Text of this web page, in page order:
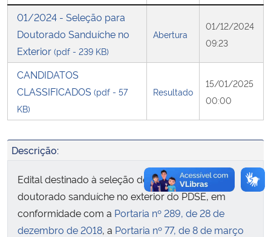
Ministério do Turismo
Ministério do Desenvolvimento Regional
Controladoria-Geral da União
Gabinete de Segurança Institucional
Advocacia-Geral da União
01/2024 - Seleção para
Doutorado Sanduíche no
Exterior (pdf - 239 KB)
Abertura
01/12/2024
09:23
CANDIDATOS
CLASSIFICADOS (pdf - 57
KB)
Resultado
15/01/2025
00:00
Descrição:
Edital destinado à seleção de bolsistas de
doutorado sanduíche no exterior do PDSE, em
conformidade com a Portaria nº 289, de 28 de
dezembro de 2018, a Portaria nº 77, de 8 de março